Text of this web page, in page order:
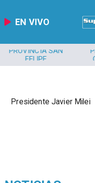
EN VIVO
PROVINCIA SAN
FELIPE
Presidente Javier Milei